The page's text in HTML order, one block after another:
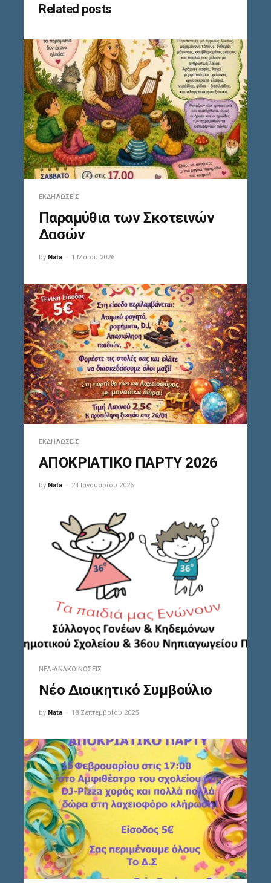
Related posts
ΕΚΔΗΛΏΣΕΙΣ
Παραμύθια των Σκοτεινών
Δασών
by Nata 1 Μαΐου 2026
ΕΚΔΗΛΏΣΕΙΣ
ΑΠΟΚΡΙΑΤΙΚΟ ΠΑΡΤΥ 2026
by Nata 24 Ιανουαρίου 2026
ΝΈΑ-ΑΝΑΚΟΙΝΏΣΕΙΣ
Νέο Διοικητικό Συμβούλιο
by Nata 18 Σεπτεμβρίου 2025